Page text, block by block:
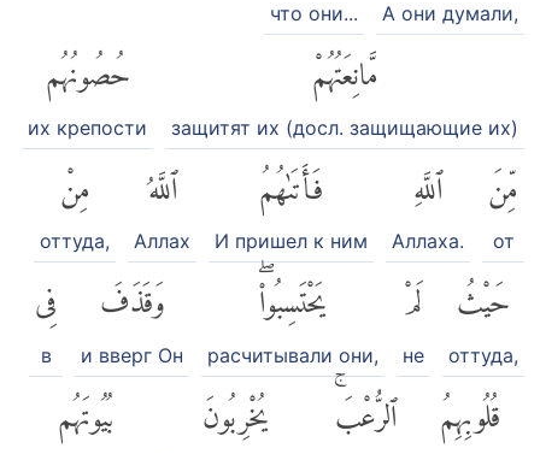
А они думали,
что они...
مَّانِعَتُهُمْ
защитят их (досл. защищающие их)
حُصُونُهُم
их крепости
مِّنَ
от
ٱللَّهِ
Аллаха.
فَأَتَىٰهُمُ
И пришел к ним
ٱللَّهُ
Аллах
مِنْ
оттуда,
حَيْثُ
оттуда,
لَمْ
не
يَحْتَسِبُوا۟ۖ
расчитывали они,
وَقَذَفَ
и вверг Он
فِى
в
قُلُوبِهِمُ ٱلرُّعْبَۚ يُخْرِبُونَ بُيُوتَهُم